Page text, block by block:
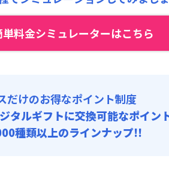
/回 (税抜)
)
/回 (税抜)
単料金シミュレーターはこちら
だけのお得なポイント制度
タルギフトに交換可能なポイン
種類以上のラインナップ!!